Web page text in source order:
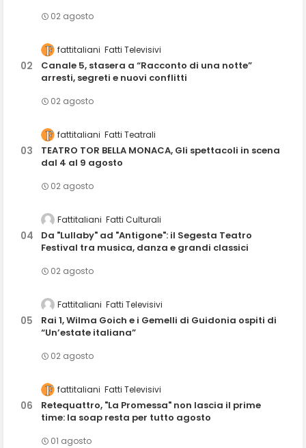
02 agosto
fattitaliani Fatti Televisivi
Canale 5, stasera a “Racconto di una notte”
arresti, segreti e nuovi conflitti
02 agosto
fattitaliani Fatti Teatrali
TEATRO TOR BELLA MONACA, Gli spettacoli in scena
dal 4 al 9 agosto
02 agosto
Fattitaliani Fatti Culturali
Da "Lullaby" ad "Antigone": il Segesta Teatro
Festival tra musica, danza e grandi classici
02 agosto
Fattitaliani Fatti Televisivi
Rai 1, Wilma Goich e i Gemelli di Guidonia ospiti di
“Un’estate italiana”
02 agosto
fattitaliani Fatti Televisivi
Retequattro, "La Promessa" non lascia il prime
time: la soap resta per tutto agosto
01 agosto